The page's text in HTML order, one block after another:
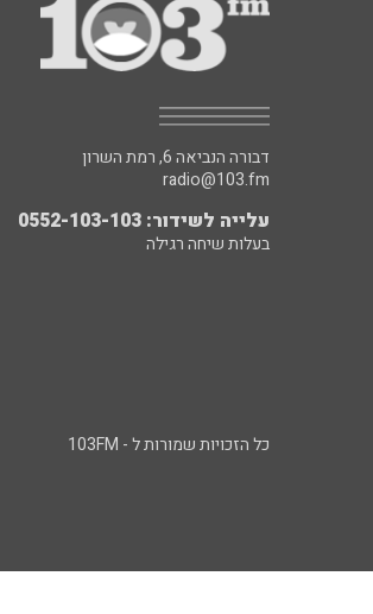
דבורה הנביאה 6, רמת השרון
radio@103.fm
עלייה לשידור: 0552-103-103
בעלות שיחה רגילה
כל הזכויות שמורות ל - 103FM